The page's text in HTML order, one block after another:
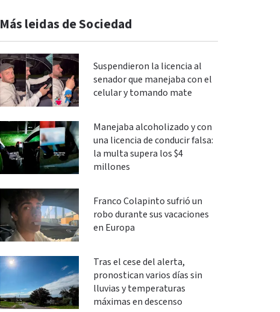
Más leidas de Sociedad
Suspendieron la licencia al
senador que manejaba con el
celular y tomando mate
Manejaba alcoholizado y con
una licencia de conducir falsa:
la multa supera los $4
millones
Franco Colapinto sufrió un
robo durante sus vacaciones
en Europa
Tras el cese del alerta,
pronostican varios días sin
lluvias y temperaturas
máximas en descenso